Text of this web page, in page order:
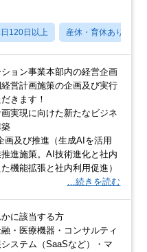
120日以上 産休・育休あり
ョン事業本部内の経営企画
営計画施策の企画及び実行
きます！
画実現に向けた新たなビジネ
画及び推進（生成AIを活用
進施策。AI技術進化と社内
機能拡張と社内利用促進）
…続きを読む
に該当する方
融・医療機器・コンサルティ
ステム（SaaSなど）・マ